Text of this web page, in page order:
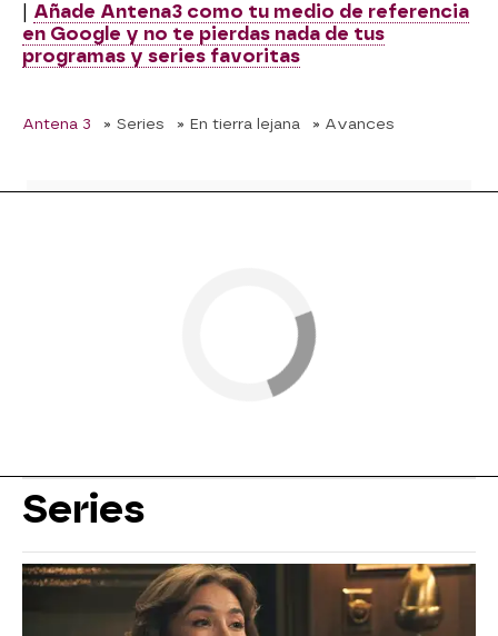
Añade Antena3 como tu medio de referencia
en Google y no te pierdas nada de tus
programas y series favoritas
Antena 3 » Series » En tierra lejana » Avances
Series